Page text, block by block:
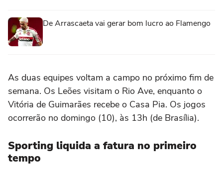
De Arrascaeta vai gerar bom lucro ao Flamengo
As duas equipes voltam a campo no próximo fim de
semana. Os Leões visitam o Rio Ave, enquanto o
Vitória de Guimarães recebe o Casa Pia. Os jogos
ocorrerão no domingo (10), às 13h (de Brasília).
Sporting liquida a fatura no primeiro
tempo